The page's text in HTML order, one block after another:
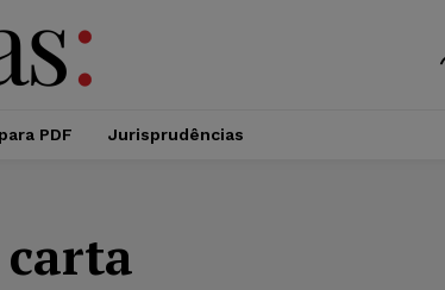
PDF Jurisprudências